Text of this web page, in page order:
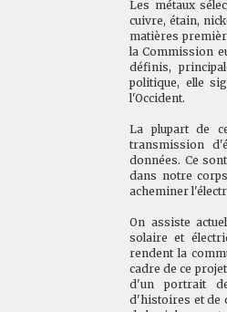
Les métaux
cuivre, étain,
matières
la Commission
définis,
politique, elle
l'Occident.
La plupart de
transmission
données. Ce
dans notre
acheminer
On assiste
solaire et
rendent la
cadre de ce
d'un portrait
d'histoires et de